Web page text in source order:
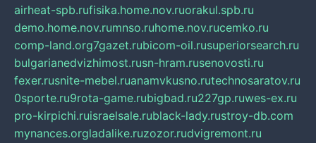
airheat-spb.rufisika.home.nov.ruorakul.spb.ru
demo.home.nov.rumnso.ruhome.nov.rucemko.ru
comp-land.org7gazet.rubicom-oil.rusuperiorsearch.ru
bulgarianedvizhimost.rusn-hram.rusenovosti.ru
fexer.rusnite-mebel.ruanamvkusno.rutechnosaratov.ru
0sporte.ru9rota-game.rubigbad.ru227gp.ruwes-ex.ru
pro-kirpichi.ruisraelsale.rublack-lady.rustroy-db.com
mynances.orgladalike.ruzozor.rudvigremont.ru